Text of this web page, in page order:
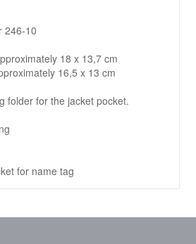
246-10
18 x 13,7 cm
16,5 x 13 cm
folder for the jacket pocket.
for name tag